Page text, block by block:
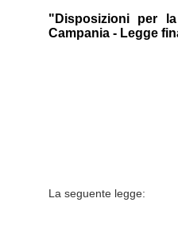
"Disposizioni per
Campania - Legge
La seguente legge: